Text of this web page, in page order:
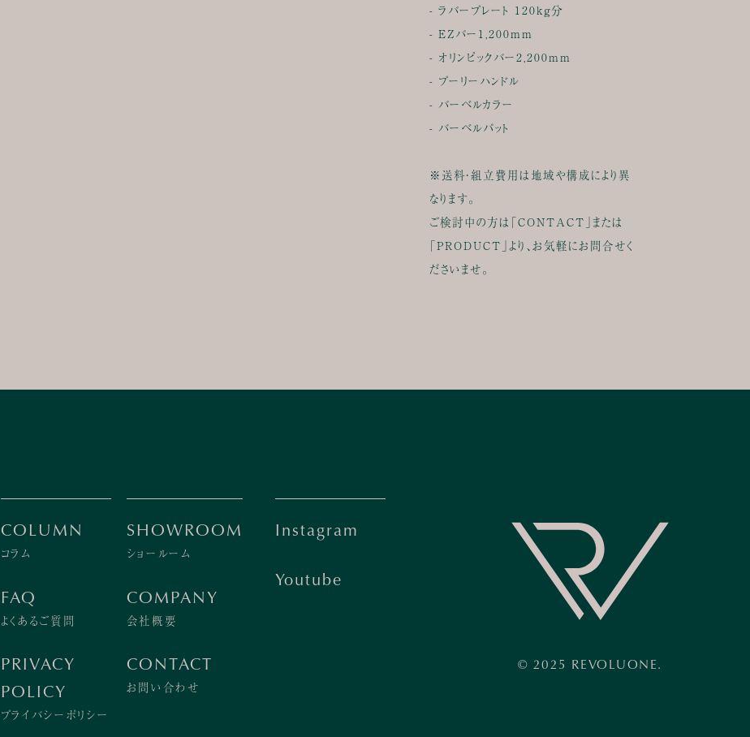
- ラバープレート 120kg分
- EZバー1,200mm
- オリンピックバー2,200mm
- プーリーハンドル
- バーベルカラー
- バーベルパット
※送料・組立費用は地域や構成により異
なります。
ご検討中の方は「CONTACT」または
「PRODUCT」より、お気軽にお問合せく
ださいませ。
COLUMN
コラム
FAQ
よくあるご質問
PRIVACY
POLICY
プライバシーポリシー
SHOWROOM
ショールーム
COMPANY
会社概要
CONTACT
お問い合わせ
Instagram
Youtube
© 2025 REVOLUONE.